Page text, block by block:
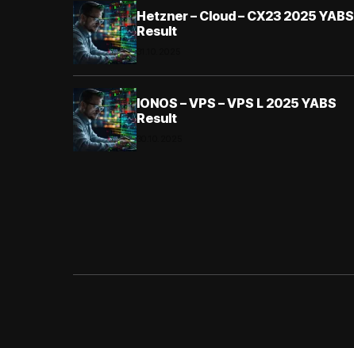
Hetzner – Cloud – CX23 2025 YABS
Result
IONOS – VPS – VPS L 2025 YABS
Result